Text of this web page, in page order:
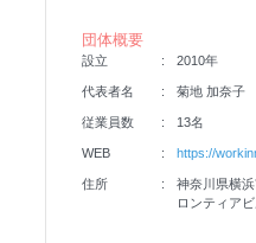
団体概要
設立 2010年
代表者名 菊地 加奈子
従業員数 13名
WEB https://
住所
神奈川県横
ロンティア